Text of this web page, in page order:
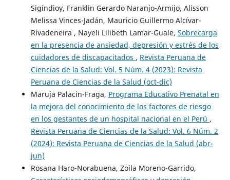
Sigindioy, Franklin Gerardo Naranjo-Armijo, Alisson
Melissa Vinces-Jadán, Mauricio Guillermo Alcívar-
Rivadeneira , Nayeli Lilibeth Lamar-Guale, Sobrecarga
en la presencia de ansiedad, depresión y estrés de los
cuidadores de discapacitados , Revista Peruana de
Ciencias de la Salud: Vol. 5 Núm. 4 (2023): Revista
Peruana de Ciencias de la Salud (oct-dic)
Maruja Palacin-Fraga, Programa Educativo Prenatal en
la mejora del conocimiento de los factores de riesgo
en los gestantes de un hospital nacional en el Perú ,
Revista Peruana de Ciencias de la Salud: Vol. 6 Núm. 2
(2024): Revista Peruana de Ciencias de la Salud (abr-
jun)
Rosana Haro-Norabuena, Zoila Moreno-Garrido,